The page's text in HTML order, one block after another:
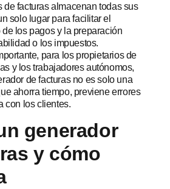
de facturas almacenan todas sus
solo lugar para facilitar el
los pagos y la preparación
o los impuestos.
para los propietarios de
y los trabajadores autónomos,
de facturas no es solo una
ahorra tiempo, previene errores
con los clientes.
generador
y cómo